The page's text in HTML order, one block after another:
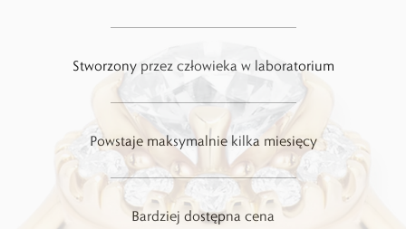
Stworzony przez człowieka w laboratorium
Powstaje maksymalnie kilka miesięcy
Bardziej dostępna cena